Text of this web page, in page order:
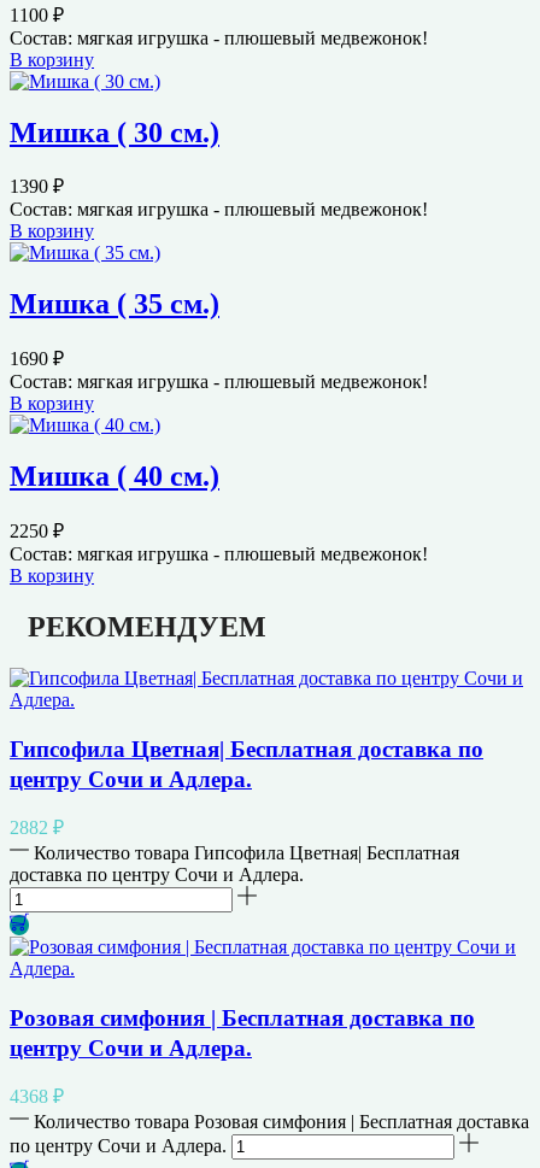
1100 ₽
Состав: мягкая игрушка - плюшевый медвежонок!
В корзину
Мишка ( 30 см.)
1390 ₽
Состав: мягкая игрушка - плюшевый медвежонок!
В корзину
Мишка ( 35 см.)
1690 ₽
Состав: мягкая игрушка - плюшевый медвежонок!
В корзину
Мишка ( 40 см.)
2250 ₽
Состав: мягкая игрушка - плюшевый медвежонок!
В корзину
РЕКОМЕНДУЕМ
Гипсофила Цветная| Бесплатная доставка по
центру Сочи и Адлера.
2882 ₽
Количество товара Гипсофила Цветная| Бесплатная
доставка по центру Сочи и Адлера.
Розовая симфония | Бесплатная доставка по
центру Сочи и Адлера.
4368 ₽
Количество товара Розовая симфония | Бесплатная доставка
по центру Сочи и Адлера.